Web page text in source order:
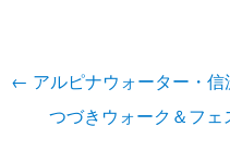
投
← アルピナウォーター・
つづきウォーク＆フ